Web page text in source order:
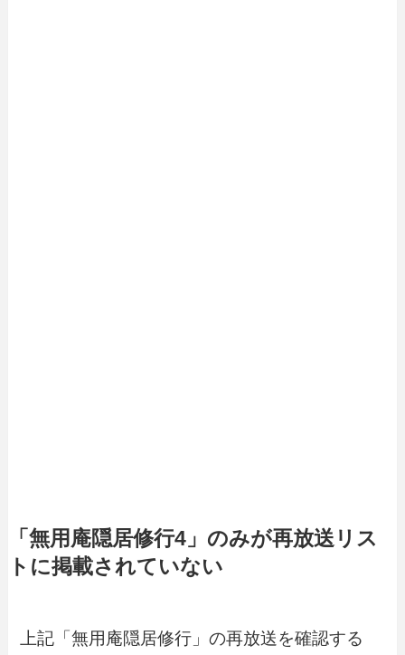
「無用庵隠居修行4」のみが再放送リス
トに掲載されていない
上記「無用庵隠居修行」の再放送を確認する